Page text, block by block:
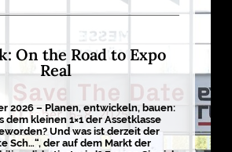
On the Road to Expo
Real
2026 – Planen, entwickeln, bauen:
dem kleinen 1×1 der Assetklasse
Und was ist derzeit der
Sch…“, der auf dem Markt der